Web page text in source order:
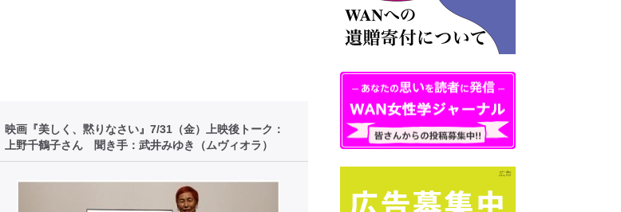
映画『美しく、黙りなさい』7/31（金）上映後トーク：
上野千鶴子さん 聞き手：武井みゆき（ムヴィオラ）